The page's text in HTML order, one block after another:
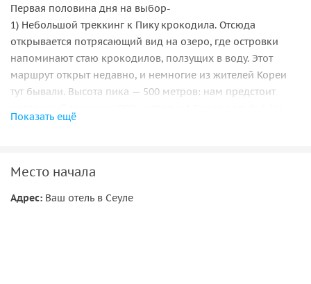
Первая половина дня на выбор-
1) Небольшой треккинг к Пику крокодила. Отсюда
открывается потрясающий вид на озеро, где островки
напоминают стаю крокодилов, ползущих в воду. Этот
маршрут открыт недавно, и немногие из жителей Кореи
тут бывали. Высота пика — 500 метров: нам предстоит
вершине полюбуемся панорамами и устроим пикник
наследия-реконструкция затопленной после постройки
плотины деревни-музей под открытым небом .
Показать ещё
Место начала
Адрес: Ваш отель в Сеуле